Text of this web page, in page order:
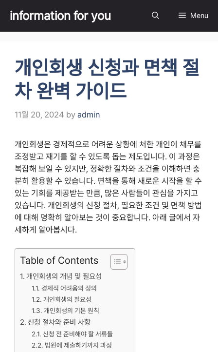
content
information for you Menu
개인회생 신청과 면책 절
차 완벽 가이드
11월 20, 2024 by admin
개인회생은 경제적으로 어려운 상황에 처한 개인이 채무를
조정받고 재기를 할 수 있도록 돕는 제도입니다. 이 과정은
복잡해 보일 수 있지만, 정확한 절차와 조건을 이해하면 충
분히 활용할 수 있습니다. 면책을 통해 새로운 시작을 할 수
있는 기회를 제공받는 만큼, 많은 사람들이 관심을 가지고
있습니다. 개인회생의 신청 절차, 필요한 조건 및 면책 방법
에 대해 명확히 알아보는 것이 중요합니다. 아래 글에서 자
세하게 알아봅시다.
Table of Contents
개인회생의 개념 및 필요성
경제적 어려움의 정의
개인회생의 필요성
개인회생의 기본 원칙
신청 절차와 준비 사항
신청 전 준비해야 할 서류들
법원에 제출하기까지 과정